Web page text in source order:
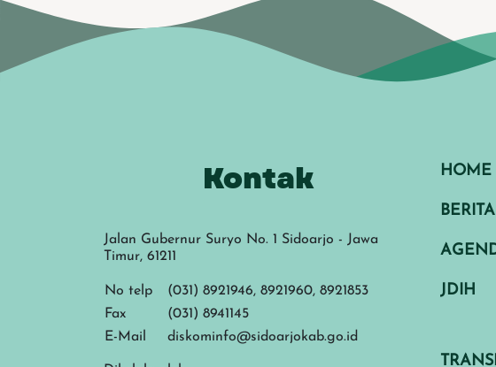
Kontak
Jalan Gubernur Suryo No. 1 Sidoarjo - Jawa
Timur, 61211
No telp
(031) 8921946, 8921960, 8921853
Fax
(031) 8941145
E-Mail
diskominfo@sidoarjokab.go.id
HOME
BERITA
JDIH